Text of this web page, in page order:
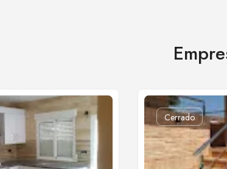
Cerrado